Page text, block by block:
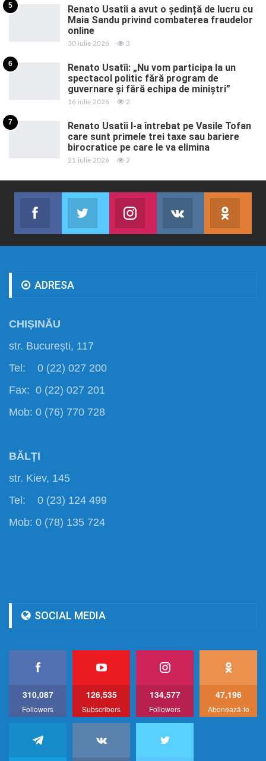
5
Renato Usatîi a avut o ședință de lucru cu
Maia Sandu privind combaterea fraudelor
online
30 iulie 2026 3
6
Renato Usatîi: „Nu vom participa la un
spectacol politic fără program de
guvernare și fără echipa de miniștri”
16 iulie 2026 2
7
Renato Usatîi l-a întrebat pe Vasile Tofan
care sunt primele trei taxe sau bariere
birocratice pe care le va elimina
21 iulie 2026 2
Facebook
Abonează-te
Twitter
Join us on TwitterJoin us on Instagram
Abonează-te
ADRESA
CHIȘINĂU
str. București, 117
Tel: 0 (22) 027 200
Fax: 0 (22) 027 201
Mob: 0 (76) 770 728
BĂLȚI
str. Kiev, 145
Tel: 0 (23) 124 499
Mob: 0 (78) 135 724
SOCIAL MEDIA
310,087
Followers
126,535
Subscribers
134,577
Followers
47,196
Abonează-te